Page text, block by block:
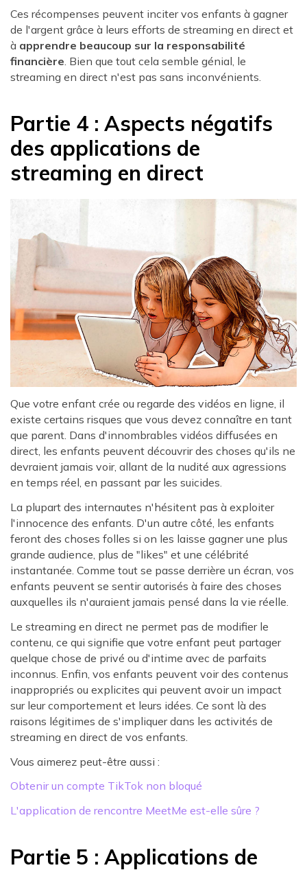
Ces récompenses peuvent inciter vos enfants à gagner
de l'argent grâce à leurs efforts de streaming en direct et
à apprendre beaucoup sur la responsabilité
financière. Bien que tout cela semble génial, le
streaming en direct n'est pas sans inconvénients.
Partie 4 : Aspects négatifs
des applications de
streaming en direct
Que votre enfant crée ou regarde des vidéos en ligne, il
existe certains risques que vous devez connaître en tant
que parent. Dans d'innombrables vidéos diffusées en
direct, les enfants peuvent découvrir des choses qu'ils ne
devraient jamais voir, allant de la nudité aux agressions
en temps réel, en passant par les suicides.
La plupart des internautes n'hésitent pas à exploiter
l'innocence des enfants. D'un autre côté, les enfants
feront des choses folles si on les laisse gagner une plus
grande audience, plus de "likes" et une célébrité
instantanée. Comme tout se passe derrière un écran, vos
enfants peuvent se sentir autorisés à faire des choses
auxquelles ils n'auraient jamais pensé dans la vie réelle.
Le streaming en direct ne permet pas de modifier le
contenu, ce qui signifie que votre enfant peut partager
quelque chose de privé ou d'intime avec de parfaits
inconnus. Enfin, vos enfants peuvent voir des contenus
inappropriés ou explicites qui peuvent avoir un impact
sur leur comportement et leurs idées. Ce sont là des
raisons légitimes de s'impliquer dans les activités de
streaming en direct de vos enfants.
Vous aimerez peut-être aussi :
Obtenir un compte TikTok non bloqué
L'application de rencontre MeetMe est-elle sûre ?
Partie 5 : Applications de